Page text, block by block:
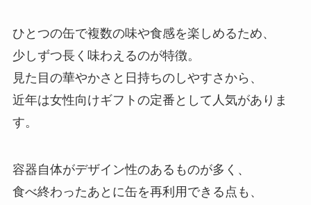
ひとつの缶で複数の味や食感を楽しめるため、
少しずつ長く味わえるのが特徴。
見た目の華やかさと日持ちのしやすさから、
近年は女性向けギフトの定番として人気がありま
す。
容器自体がデザイン性のあるものが多く、
食べ終わったあとに缶を再利用できる点も、